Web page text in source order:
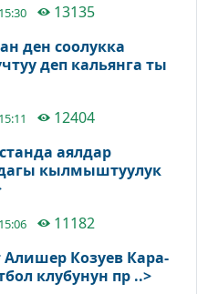
13135
ден соолукка
деп кальянга ты
12404
аялдар
кылмыштуулук
11182
Алишер Козуев Кара-
клубунун пр ..>